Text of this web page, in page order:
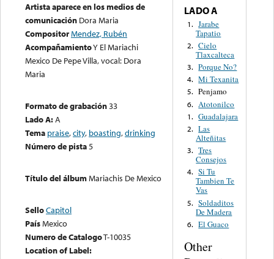
Artista aparece en los medios de
comunicación Dora Maria
CompositorMendez, Rubén
AcompañamientoY El Mariachi
Mexico De Pepe Villa, vocal: Dora
Maria
Formato de grabación33
Lado A:A
Tema praise,city, boasting,drinking
Número de pista5
Título del álbumMariachis De Mexico
SelloCapitol
PaísMexico
Numero de CatalogoT-10035
Location of Label:
LADO A
1. Jarabe
Tapatio
2. Cielo
Tlaxcalteca
3. Porque No?
4. Mi Texanita
5. Penjamo
6. Atotonilco
1. Guadalajara
2. Las
Alteñitas
3. Tres
Consejos
4. Si Tu
Tambien Te
Vas
5. Soldaditos
De Madera
6. El Guaco
Other